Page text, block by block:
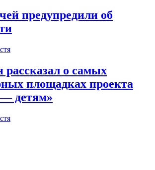
предупредили об
рассказал о самых
площадках проекта
детям»